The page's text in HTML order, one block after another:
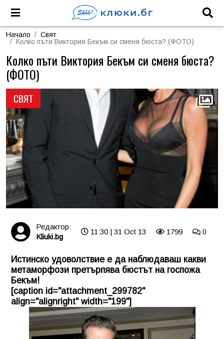
Начало
Свят
Колко пъти Виктория Бекъм си сменя бюста? (ФОТО)
СВЯТ
Колко пъти Виктория Бекъм си сменя бюста?
(ФОТО)
Редактор:
Kliuki.bg
11:30 | 31 Oct 13 1799 0
Истинско удоволствие е да наблюдаваш какви
метаморфози претърпява бюстът на госпожа
Бекъм!
[caption id="attachment_299782"
align="alignright" width="199"]